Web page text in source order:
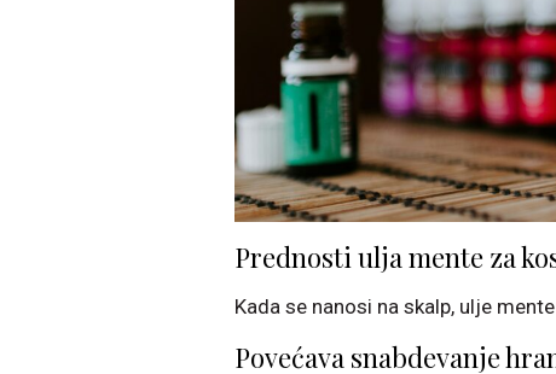
Prednosti ulja mente za
Kada se nanosi na skalp, ulje
Povećava snabdevanje